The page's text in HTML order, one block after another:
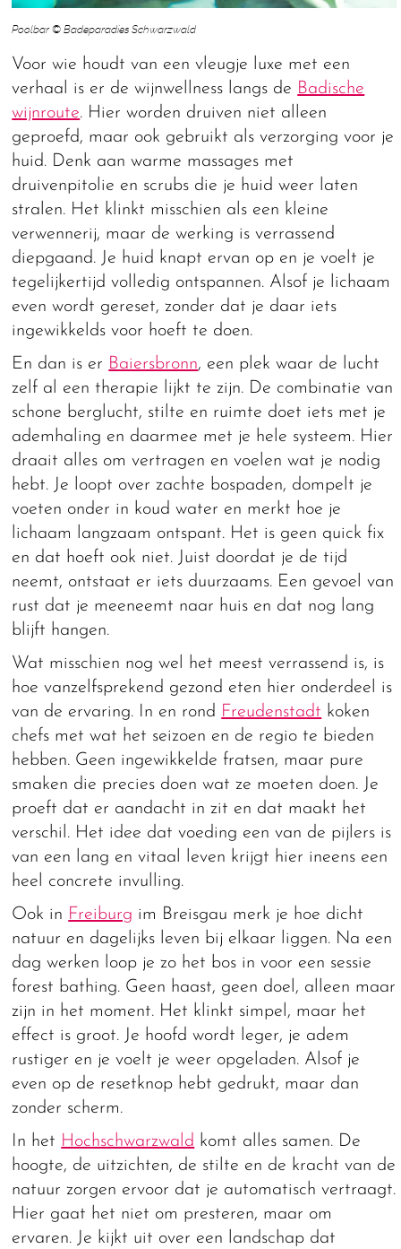
Poolbar © Badeparadies Schwarzwald
Voor wie houdt van een vleugje luxe met een
verhaal is er de wijnwellness langs de Badische
wijnroute. Hier worden druiven niet alleen
geproefd, maar ook gebruikt als verzorging voor je
huid. Denk aan warme massages met
druivenpitolie en scrubs die je huid weer laten
stralen. Het klinkt misschien als een kleine
verwennerij, maar de werking is verrassend
diepgaand. Je huid knapt ervan op en je voelt je
tegelijkertijd volledig ontspannen. Alsof je lichaam
even wordt gereset, zonder dat je daar iets
ingewikkelds voor hoeft te doen.
En dan is er Baiersbronn, een plek waar de lucht
zelf al een therapie lijkt te zijn. De combinatie van
schone berglucht, stilte en ruimte doet iets met je
ademhaling en daarmee met je hele systeem. Hier
draait alles om vertragen en voelen wat je nodig
hebt. Je loopt over zachte bospaden, dompelt je
voeten onder in koud water en merkt hoe je
lichaam langzaam ontspant. Het is geen quick fix
en dat hoeft ook niet. Juist doordat je de tijd
neemt, ontstaat er iets duurzaams. Een gevoel van
rust dat je meeneemt naar huis en dat nog lang
blijft hangen.
Wat misschien nog wel het meest verrassend is, is
hoe vanzelfsprekend gezond eten hier onderdeel is
van de ervaring. In en rond Freudenstadt koken
chefs met wat het seizoen en de regio te bieden
hebben. Geen ingewikkelde fratsen, maar pure
smaken die precies doen wat ze moeten doen. Je
proeft dat er aandacht in zit en dat maakt het
verschil. Het idee dat voeding een van de pijlers is
van een lang en vitaal leven krijgt hier ineens een
heel concrete invulling.
Ook in Freiburg im Breisgau merk je hoe dicht
natuur en dagelijks leven bij elkaar liggen. Na een
dag werken loop je zo het bos in voor een sessie
forest bathing. Geen haast, geen doel, alleen maar
zijn in het moment. Het klinkt simpel, maar het
effect is groot. Je hoofd wordt leger, je adem
rustiger en je voelt je weer opgeladen. Alsof je
even op de resetknop hebt gedrukt, maar dan
zonder scherm.
In het Hochschwarzwald komt alles samen. De
hoogte, de uitzichten, de stilte en de kracht van de
natuur zorgen ervoor dat je automatisch vertraagt.
Hier gaat het niet om presteren, maar om
ervaren. Je kijkt uit over een landschap dat